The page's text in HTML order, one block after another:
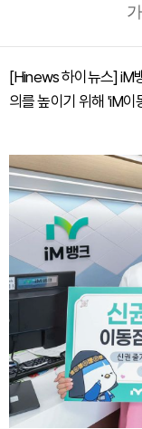
가
[Hinews 하이뉴스] iM
의를 높이기 위해 'iM이